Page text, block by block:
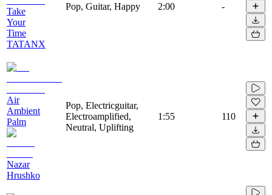
Take
Your
Time
TATANX
Pop, Guitar, Happy 2:00 -
Air
Ambient
Palm
Nazar
Hrushko
Pop, Electricguitar,
Electroamplified,
Neutral, Uplifting
1:55 110